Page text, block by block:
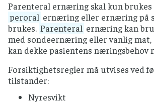
Parenteral ernæring skal kun brukes
peroral ernæring eller ernæring på
brukes. Parenteral ernæring kan
med sondeernæring eller vanlig mat,
kan dekke pasientens næringsbehov
Forsiktighetsregler må utvises ved
tilstander:
Nyresvikt